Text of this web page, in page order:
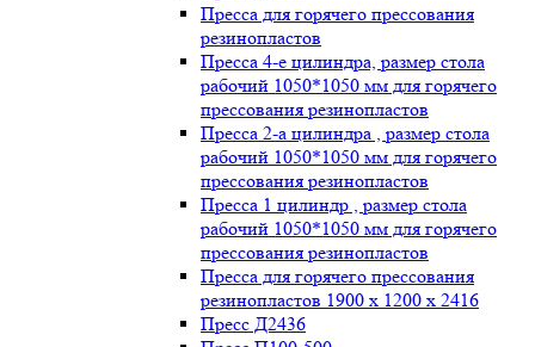
Пресса для горячего прессования
резинопластов
Пресса 4-е цилиндра, размер стола
рабочий 1050*1050 мм для горячего
прессования резинопластов
Пресса 2-а цилиндра , размер стола
рабочий 1050*1050 мм для горячего
прессования резинопластов
Пресса 1 цилиндр , размер стола
рабочий 1050*1050 мм для горячего
прессования резинопластов
Пресса для горячего прессования
резинопластов 1900 х 1200 х 2416
Пресс Д2436